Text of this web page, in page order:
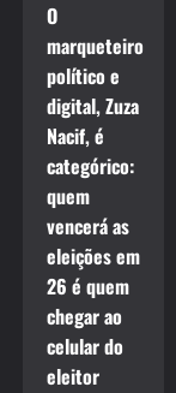
O
marqueteiro
político e
digital, Zuza
Nacif, é
categórico:
quem
vencerá as
eleições em
26 é quem
chegar ao
celular do
eleitor